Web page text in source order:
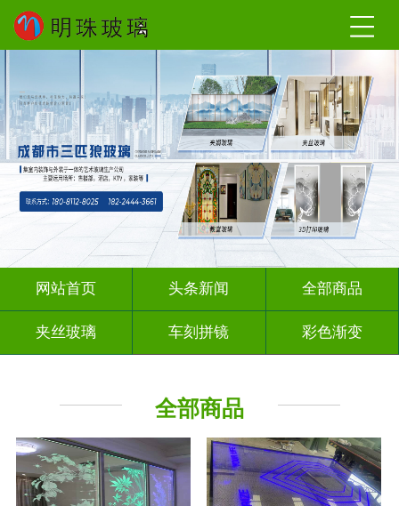
网站首页 头条新闻 全部商品
夹丝玻璃 车刻拼镜 彩色渐变
深 渊 镜
全部商品